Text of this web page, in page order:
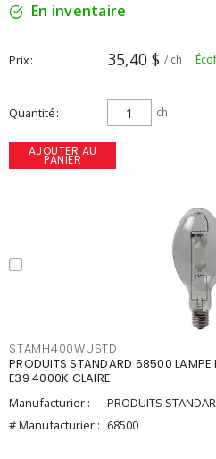
En inventaire
Prix 35,40 $ / ch
Quantité ch
AJOUTER AU
PANIER
STAMH400WUSTD
PRODUITS STANDARD 68500
E39 4000K CLAIRE
Manufacturier :
PRODUITS
# Manufacturier : 68500